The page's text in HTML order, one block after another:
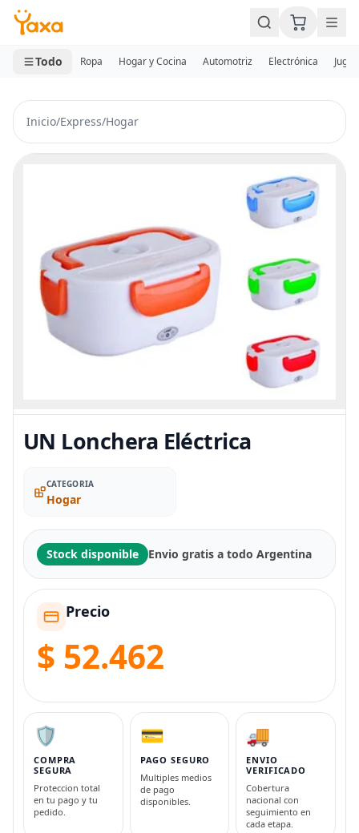
MINI CARRITO
0 productos
Todo Ropa Hogar y Cocina Automotriz Electrónica
Inicio/Express/Hogar
UN Lonchera Eléctrica
CATEGORIA
Hogar
Stock disponible Envio gratis a todo Argentina
Precio
$ 52.462
🛡️
COMPRA
SEGURA
Proteccion total
en tu pago y tu
pedido.
💳
PAGO SEGURO
Multiples medios
de pago
disponibles.
🚚
ENVIO
VERIFICADO
Cobertura
nacional con
seguimiento en
cada etapa.